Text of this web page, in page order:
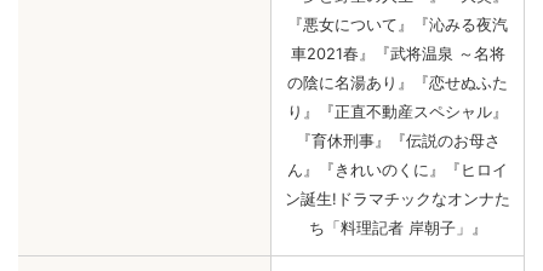
『悪女について』『沁みる夜汽
車2021春』『武将温泉 ～名将
の陰に名湯あり』『恋せぬふた
り』『正直不動産スペシャル』
『育休刑事』『伝説のお母さ
ん』『きれいのくに』『ヒロイ
ン誕生!ドラマチックなオンナた
ち「料理記者 岸朝子」』